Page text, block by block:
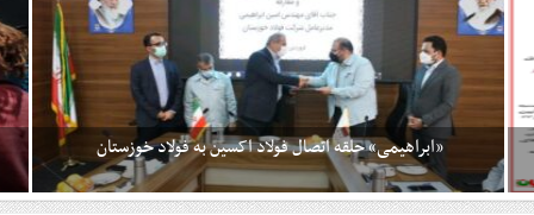
«ابراهیمی» حلقه اتصال فولاد اکسین به فولاد خوزستان